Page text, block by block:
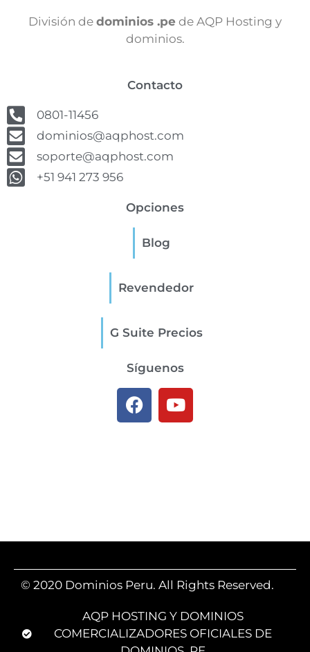
División de dominios .pe de AQP Hosting y
dominios.
Contacto
0801-11456
dominios@aqphost.com
soporte@aqphost.com
+51 941 273 956
Opciones
Blog
Revendedor
G Suite Precios
Síguenos
© 2020 Dominios Peru. All Rights Reserved.
AQP HOSTING Y DOMINIOS
COMERCIALIZADORES OFICIALES DE